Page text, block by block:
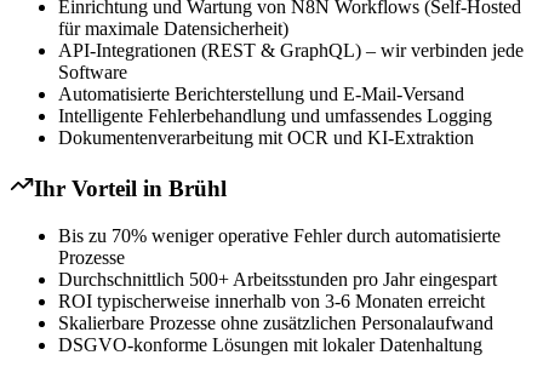
Einrichtung und Wartung von N8N Workflows (Self-Hosted
für maximale Datensicherheit)
API-Integrationen (REST & GraphQL) – wir verbinden jede
Software
Automatisierte Berichterstellung und E-Mail-Versand
Intelligente Fehlerbehandlung und umfassendes Logging
Dokumentenverarbeitung mit OCR und KI-Extraktion
Ihr Vorteil in Brühl
Bis zu 70% weniger operative Fehler durch automatisierte
Prozesse
Durchschnittlich 500+ Arbeitsstunden pro Jahr eingespart
ROI typischerweise innerhalb von 3-6 Monaten erreicht
Skalierbare Prozesse ohne zusätzlichen Personalaufwand
DSGVO-konforme Lösungen mit lokaler Datenhaltung